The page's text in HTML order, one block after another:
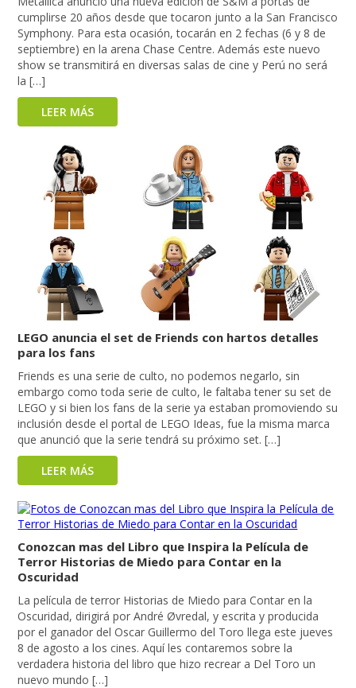
cumplirse 20 años desde que tocaron junto a la San Francisco
Symphony. Para esta ocasión, tocarán en 2 fechas (6 y 8 de
septiembre) en la arena Chase Centre. Además este nuevo
show se transmitirá en diversas salas de cine y Perú no será
la […]
LEER MÁS
LEGO anuncia el set de Friends con hartos detalles
para los fans
Friends es una serie de culto, no podemos negarlo, sin
embargo como toda serie de culto, le faltaba tener su set de
LEGO y si bien los fans de la serie ya estaban promoviendo su
inclusión desde el portal de LEGO Ideas, fue la misma marca
que anunció que la serie tendrá su próximo set. […]
LEER MÁS
Conozcan mas del Libro que Inspira la Película de
Terror Historias de Miedo para Contar en la
Oscuridad
La película de terror Historias de Miedo para Contar en la
Oscuridad, dirigirá por André Øvredal, y escrita y producida
por el ganador del Oscar Guillermo del Toro llega este jueves
8 de agosto a los cines. Aquí les contaremos sobre la
verdadera historia del libro que hizo recrear a Del Toro un
nuevo mundo […]